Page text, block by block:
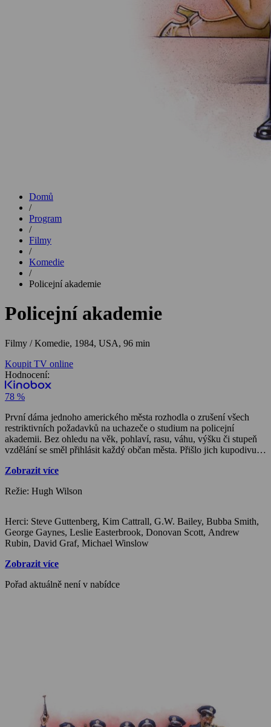
Domů
/
Program
/
Filmy
/
Komedie
/
Policejní akademie
Policejní akademie
Filmy / Komedie, 1984, USA, 96 min
Koupit TV online
Hodnocení:
78 %
První dáma jednoho amerického města rozhodla o zrušení všech
restriktivních požadavků na uchazeče o studium na policejní
akademii. Bez ohledu na věk, pohlaví, rasu, váhu, výšku či stupeň
vzdělání se směl přihlásit každý občan města. Přišlo jich kupodivu
fyzická připravenost byla prověřena prvními tréninky. Velitel
tak, aby školu sami opustili. Jenže to je něco pro Mahoneyho, který
Zobrazit více
Režie: Hugh Wilson
Herci: Steve Guttenberg, Kim Cattrall, G.W. Bailey, Bubba Smith,
George Gaynes, Leslie Easterbrook, Donovan Scott, Andrew
Rubin, David Graf, Michael Winslow
Zobrazit více
Pořad aktuálně není v nabídce